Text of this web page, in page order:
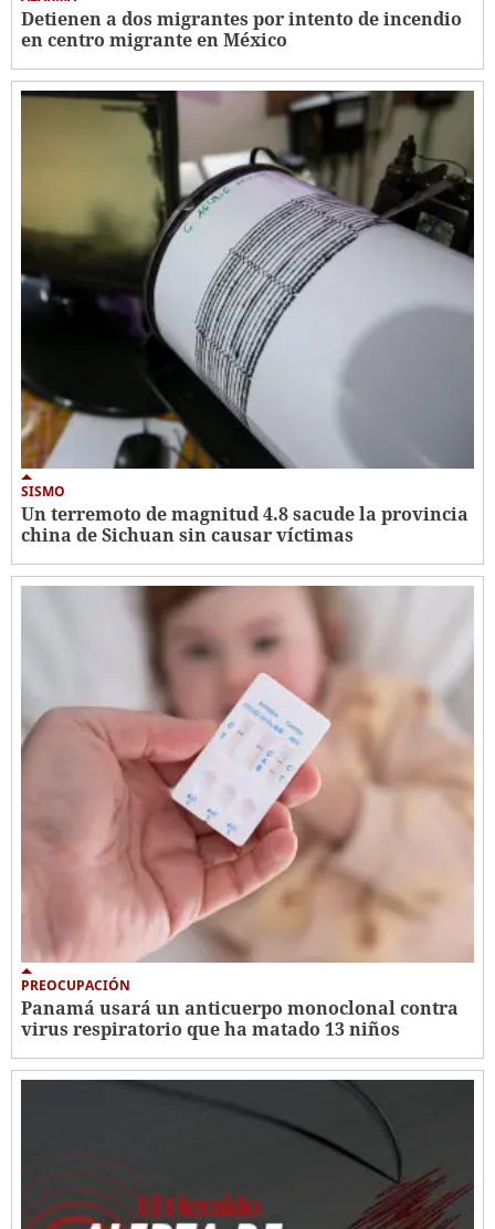
Detienen a dos migrantes por intento de incendio
en centro migrante en México
SISMO
Un terremoto de magnitud 4.8 sacude la provincia
china de Sichuan sin causar víctimas
PREOCUPACIÓN
Panamá usará un anticuerpo monoclonal contra
virus respiratorio que ha matado 13 niños